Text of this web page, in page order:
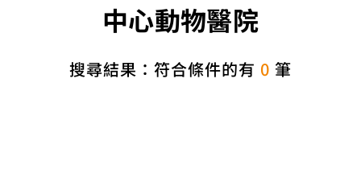
中心動物醫院
搜尋結果：符合條件的有 0 筆